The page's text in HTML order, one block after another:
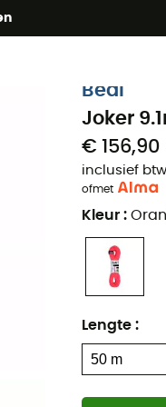
code Summer5
Beal
Joker
€ 156,90
inclusief btw
ofmet
Kleur :
Lengte :